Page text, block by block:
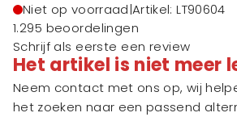
Niet op voorraad|Artikel: LT90604
1.295 beoordelingen
Schrijf als eerste een review
Het artikel is niet meer
Neem contact met ons op, wij
het zoeken naar een passend